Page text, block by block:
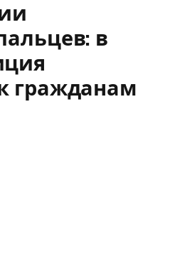
в
гражданам